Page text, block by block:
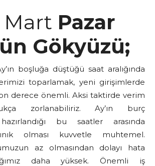
Mart Pazar
Gökyüzü;
boşluğa düştüğü saat aralığında
toparlamak, yeni girişimlerde
derece önemli. Aksi taktirde verim
zorlanabiliriz. Ay’ın burç
bu saatler arasında
olması kuvvetle muhtemel.
az olmasından dolayı hata
daha yüksek. Önemli iş